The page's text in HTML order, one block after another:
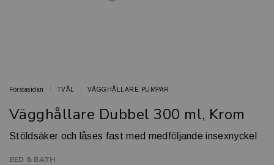
Förstasidan TVÅL VÄGGHÅLLARE PUMPAR
Vägghållare Dubbel 300 ml, Krom
Stöldsäker och låses fast med medföljande insexnyckel
BED & BATH